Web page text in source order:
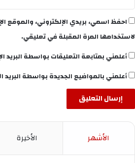
احفظ اسمي، بريدي الإلكتروني، والموقع
لاستخدامها المرة المقبلة في تعليقي.
أعلمني بمتابعة التعليقات بواسطة البريد
أعلمني بالمواضيع الجديدة بواسطة البريد
الأشهر الأخيرة